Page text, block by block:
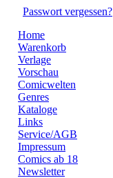
Passwort vergessen?
Home
Warenkorb
Verlage
Vorschau
Comicwelten
Genres
Kataloge
Links
Service/AGB
Impressum
Comics ab 18
Newsletter